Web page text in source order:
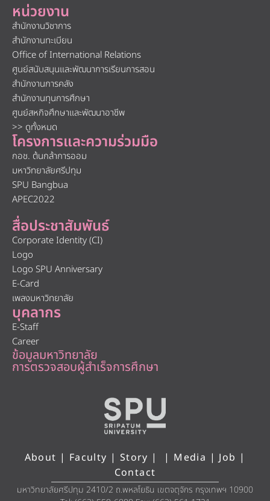
หน่วยงาน
สำนักงานวิชาการ
สำนักงานทะเบียน
Office of International Relations
ศูนย์สนับสนุนและพัฒนาการเรียนการสอน
สำนักงานการคลัง
สำนักงานทุนการศึกษา
ศูนย์สหกิจศึกษาและพัฒนาอาชีพ
>> ดูทั้งหมด
โครงการและความร่วมมือ
กอช. ต้นกล้าการออม
มหาวิทยาลัยศรีปทุม
SPU Bangbua
APEC2022
สื่อประชาสัมพันธ์
Corporate Identity (CI)
Logo
Logo SPU Anniversary
E-Card
เพลงมหาวิทยาลัย
บุคลากร
E-Staff
Career
ข้อมูลมหาวิทยาลัย
การตรวจสอบผู้สำเร็จการศึกษา
About | Faculty | Story | | Media |Job |
Contact
มหาวิทยาลัยศรีปทุม 2410/2 ถ.พหลโยธิน เขตจตุจักร กรุงเทพฯ 10900